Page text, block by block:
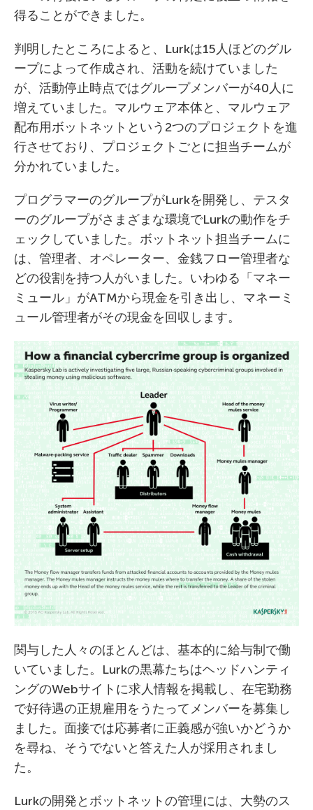
得ることができました。
判明したところによると、Lurkは15人ほどのグル
ープによって作成され、活動を続けていました
が、活動停止時点ではグループメンバーが40人に
増えていました。マルウェア本体と、マルウェア
配布用ボットネットという2つのプロジェクトを進
行させており、プロジェクトごとに担当チームが
分かれていました。
プログラマーのグループがLurkを開発し、テスタ
ーのグループがさまざまな環境でLurkの動作をチ
ェックしていました。ボットネット担当チームに
は、管理者、オペレーター、金銭フロー管理者な
どの役割を持つ人がいました。いわゆる「マネー
ミュール」がATMから現金を引き出し、マネーミ
ュール管理者がその現金を回収します。
関与した人々のほとんどは、基本的に給与制で働
いていました。Lurkの黒幕たちはヘッドハンティ
ングのWebサイトに求人情報を掲載し、在宅勤務
で好待遇の正規雇用をうたってメンバーを募集し
ました。面接では応募者に正義感が強いかどうか
を尋ね、そうでないと答えた人が採用されまし
た。
Lurkの開発とボットネットの管理には、大勢のス